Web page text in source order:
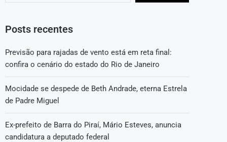
Posts recentes
Previsão para rajadas de vento está em reta final:
confira o cenário do estado do Rio de Janeiro
Mocidade se despede de Beth Andrade, eterna Estrela
de Padre Miguel
Ex-prefeito de Barra do Piraí, Mário Esteves, anuncia
candidatura a deputado federal